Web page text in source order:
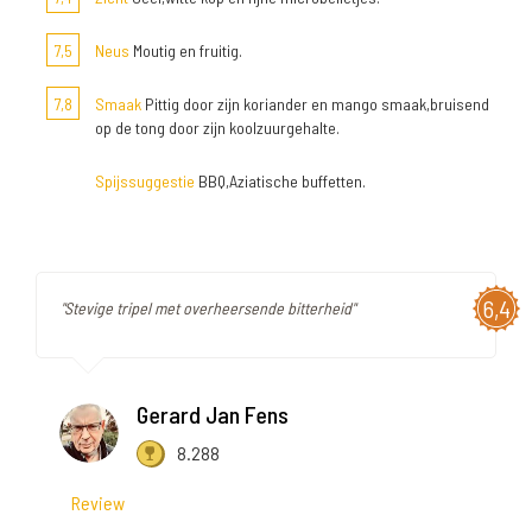
7,5 Neus Moutig en fruitig.
7,8 Smaak Pittig door zijn koriander en mango smaak,bruisend
op de tong door zijn koolzuurgehalte.
Spijssuggestie BBQ,Aziatische buffetten.
6,4
"Stevige tripel met overheersende bitterheid"
Gerard Jan Fens
8.288
Review